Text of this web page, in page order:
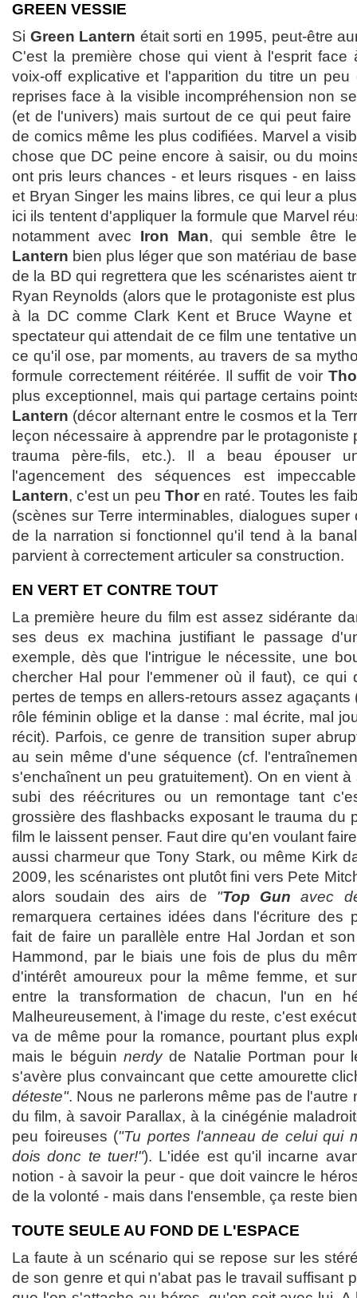
GREEN VESSIE
Si Green Lantern était sorti en 1995, peut-être
C'est la première chose qui vient à l'esprit face
voix-off explicative et l'apparition du titre un
reprises face à la visible incompréhension non
(et de l'univers) mais surtout de ce qui peut
de comics même les plus codifiées. Marvel a
chose que DC peine encore à saisir, ou du
ont pris leurs chances - et leurs risques - en
et Bryan Singer les mains libres, ce qui leur a
ici ils tentent d'appliquer la formule que Marvel
notamment avec Iron Man, qui semble être
Lantern bien plus léger que son matériau de
de la BD qui regrettera que les scénaristes aient
Ryan Reynolds (alors que le protagoniste est
à la DC comme Clark Kent et Bruce Wayne
spectateur qui attendait de ce film une tentative
ce qu'il ose, par moments, au travers de sa
formule correctement réitérée. Il suffit de voir
plus exceptionnel, mais qui partage certains
Lantern (décor alternant entre le cosmos et la
leçon nécessaire à apprendre par le protagoniste
trauma père-fils, etc.). Il a beau épouser
l'agencement des séquences est
Lantern, c'est un peu Thoren raté. Toutes les
(scènes sur Terre interminables, dialogues
de la narration si fonctionnel qu'il tend à la
parvient à correctement articuler sa construction.
EN VERT ET CONTRE TOUT
La première heure du film est assez sidérante
ses deus ex machina justifiant le passage
exemple, dès que l'intrigue le nécessite, une
chercher Hal pour l'emmener où il faut), ce qui
pertes de temps en allers-retours assez agaçants
rôle féminin oblige et la danse : mal écrite, mal
récit). Parfois, ce genre de transition super
au sein même d'une séquence (cf.
s'enchaînent un peu gratuitement). On en vient
subi des réécritures ou un remontage tant
grossière des flashbacks exposant le trauma du
film le laissent penser. Faut dire qu'en voulant
aussi charmeur que Tony Stark, ou même Kirk
2009, les scénaristes ont plutôt fini vers Pete
alors soudain des airs de "Top Gun avec
remarquera certaines idées dans l'écriture des
fait de faire un parallèle entre Hal Jordan et
Hammond, par le biais une fois de plus du
d'intérêt amoureux pour la même femme, et
entre la transformation de chacun, l'un en
Malheureusement, à l'image du reste, c'est
va de même pour la romance, pourtant plus
mais le béguinnerdyde Natalie Portman pour
s'avère plus convaincant que cette amourette
déteste". Nous ne parlerons même pas de l'autre
du film, à savoir Parallax, à la cinégénie
peu foireuses ("Tu portes l'anneau de celui qui
dois donc te tuer!"). L'idée est qu'il incarne
notion - à savoir la peur - que doit vaincre le
de la volonté - mais dans l'ensemble, ça reste
TOUTE SEULE AU FOND DE L'ESPACE
La faute à un scénario qui se repose sur les
de son genre et qui n'abat pas le travail suffisant